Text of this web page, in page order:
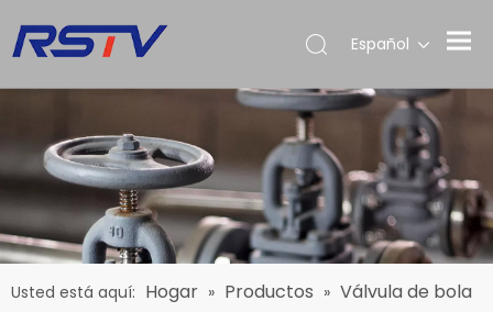
Español
Usted está aquí: Hogar » Productos » Válvula de bola